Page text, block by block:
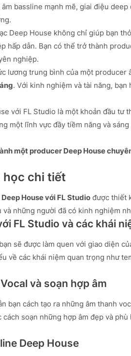
bassline mạnh mẽ, giai điệu
Deep House không chỉ giúp bạn
hấp dẫn. Bạn có thể trở thành
nghiệp.
lương trung bình của một producer
. Với kinh nghiệm và tài năng,
với FL Studio là một khoản đầu tư
một lĩnh vực đầy tiềm năng và sáng
một producer Deep House
học chi tiết
House với FL Studio được thiết
và những người đã có kinh nghiệm
FL Studio và các khái
sẽ được làm quen với giao diện
về các khái niệm quan trọng như
và soạn hợp âm
bạn cách tạo ra những âm thanh
cách soạn những hợp âm đẹp và
Deep House